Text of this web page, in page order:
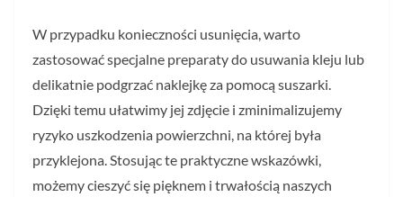
W przypadku konieczności usunięcia, warto
zastosować specjalne preparaty do usuwania kleju lub
delikatnie podgrzać naklejkę za pomocą suszarki.
Dzięki temu ułatwimy jej zdjęcie i zminimalizujemy
ryzyko uszkodzenia powierzchni, na której była
przyklejona. Stosując te praktyczne wskazówki,
możemy cieszyć się pięknem i trwałością naszych